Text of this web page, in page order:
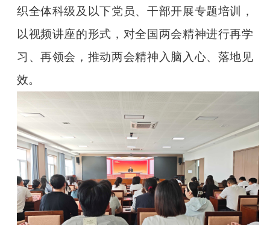
织全体科级及以下党员、干部开展专题培训，
以视频讲座的形式，对全国两会精神进行再学
习、再领会，推动两会精神入脑入心、落地见
效。